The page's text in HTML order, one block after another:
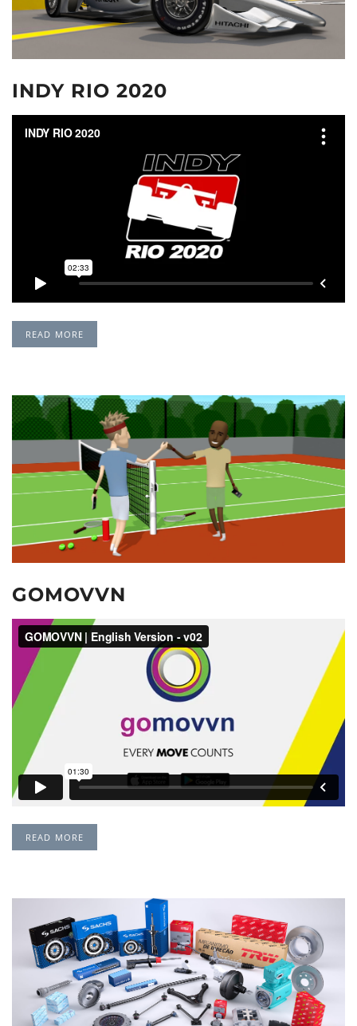
INDY RIO 2020
READ MORE
GOMOVVN
READ MORE